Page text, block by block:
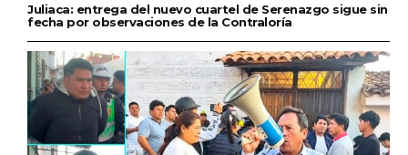
Juliaca: entrega del nuevo cuartel de Serenazgo sigue sin
fecha por observaciones de la Contraloría